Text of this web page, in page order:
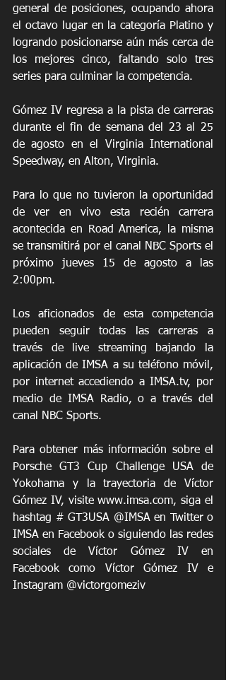
general de posiciones, ocupando ahora
el octavo lugar en la categoría Platino y
logrando posicionarse aún más cerca de
los mejores cinco, faltando solo tres
series para culminar la competencia.
Gómez IV regresa a la pista de carreras
durante el fin de semana del 23 al 25
de agosto en el Virginia International
Speedway, en Alton, Virginia.
Para lo que no tuvieron la oportunidad
de ver en vivo esta recién carrera
acontecida en Road America, la misma
se transmitirá por el canal NBC Sports el
próximo jueves 15 de agosto a las
2:00pm.
Los aficionados de esta competencia
pueden seguir todas las carreras a
través de live streaming bajando la
aplicación de IMSA a su teléfono móvil,
por internet accediendo a IMSA.tv, por
medio de IMSA Radio, o a través del
canal NBC Sports.
Para obtener más información sobre el
Porsche GT3 Cup Challenge USA de
Yokohama y la trayectoria de Víctor
Gómez IV, visite www.imsa.com, siga el
hashtag # GT3USA @IMSA en Twitter o
IMSA en Facebook o siguiendo las redes
sociales de Víctor Gómez IV en
Facebook como Víctor Gómez IV e
Instagram @victorgomeziv